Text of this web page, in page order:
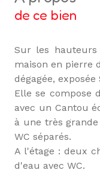
de ce bien
Sur les hauteurs
maison en pierre
dégagée, exposée
Elle se compose
avec un Cantou
à une très
WC séparés.
A l'étage : deux
d'eau avec WC.